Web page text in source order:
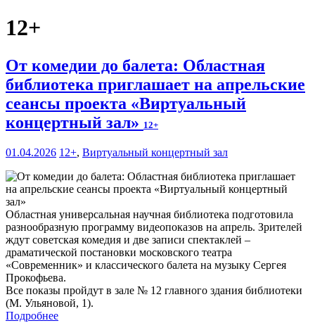
12+
От комедии до балета: Областная
библиотека приглашает на апрельские
сеансы проекта «Виртуальный
концертный зал» 12+
01.04.2026 12+, Виртуальный концертный зал
Областная универсальная научная библиотека подготовила
разнообразную программу видеопоказов на апрель. Зрителей
ждут советская комедия и две записи спектаклей –
драматической постановки московского театра
«Современник» и классического балета на музыку Сергея
Прокофьева.
Все показы пройдут в зале № 12 главного здания библиотеки
(М. Ульяновой, 1).
Подробнее